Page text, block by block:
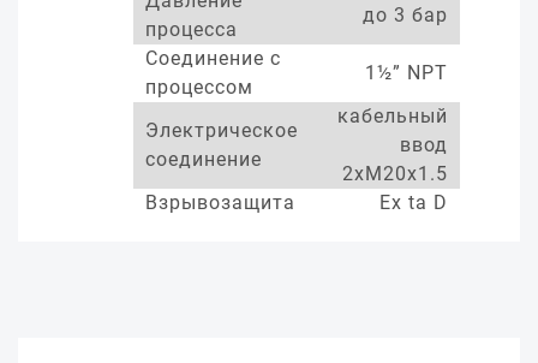
процесса
до 3 бар
Соединение с
процессом
1½” NPT
Электрическое
соединение
кабельный
ввод
2xM20x1.5
Взрывозащита
Ex ta D